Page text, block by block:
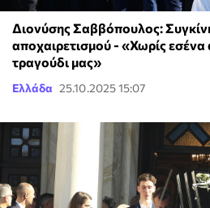
Διονύσης Σαββόπουλος:
αποχαιρετισμού - «Χωρίς εσένα
τραγούδι μας»
Ελλάδα 25.10.2025 15:07